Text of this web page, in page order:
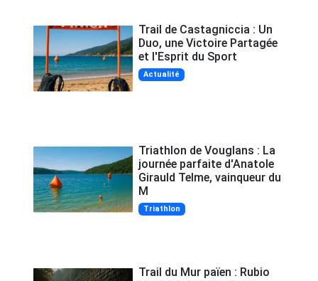
Trail de Castagniccia : Un
Duo, une Victoire Partagée
et l'Esprit du Sport
Actualité
Triathlon de Vouglans : La
journée parfaite d'Anatole
Girauld Telme, vainqueur du
M
Triathlon
Trail du Mur païen : Rubio